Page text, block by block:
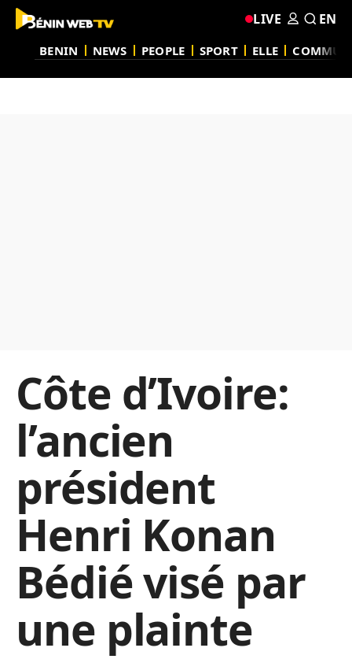
BENIN NEWS PEOPLE SPORT ELLE
LIVE EN
Côte d’Ivoire:
l’ancien
président
Henri Konan
Bédié visé par
une plainte